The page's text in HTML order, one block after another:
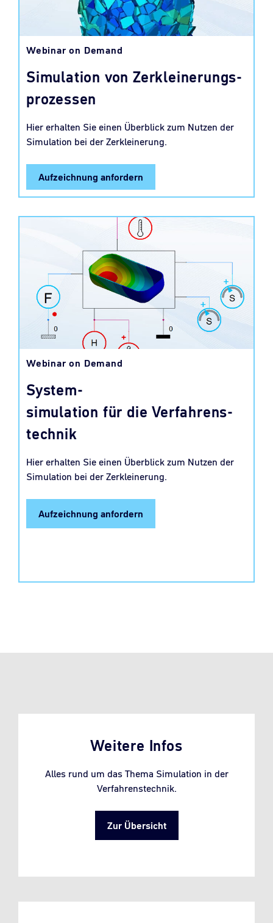
Webinar on Demand
Simulation von Zerkleinerungs-
prozessen
Hier erhalten Sie einen Überblick zum Nutzen der
Simulation bei der Zerkleinerung.
Aufzeichnung anfordern
Webinar on Demand
System-
simulation für die Verfahrens-
technik
Hier erhalten Sie einen Überblick zum Nutzen der
Simulation bei der Zerkleinerung.
Aufzeichnung anfordern
Weitere Infos
Alles rund um das Thema Simulation in der
Verfahrenstechnik.
Zur Übersicht